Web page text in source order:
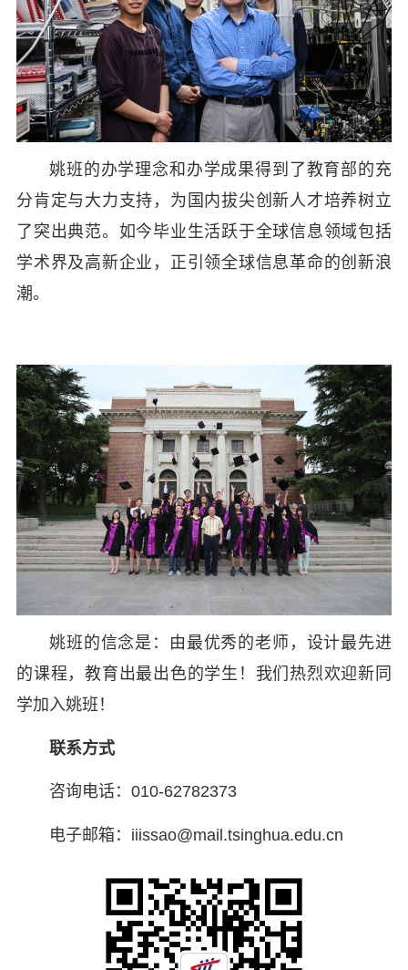
姚班的办学理念和办学成果得到了教育部的充
分肯定与大力支持，为国内拔尖创新人才培养树立
了突出典范。如今毕业生活跃于全球信息领域包括
学术界及高新企业，正引领全球信息革命的创新浪
潮。
姚班的信念是：由最优秀的老师，设计最先进
的课程，教育出最出色的学生！我们热烈欢迎新同
学加入姚班！
联系方式
咨询电话：010-62782373
电子邮箱：iiissao@mail.tsinghua.edu.cn